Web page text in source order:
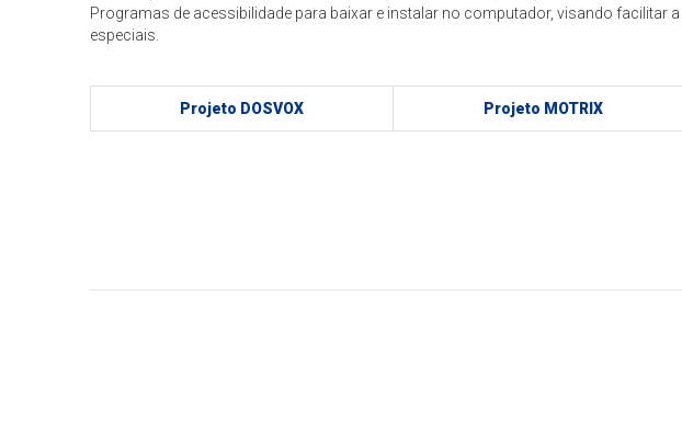
Programas de acessibilidade para baixar e instalar no computador, visando facilitar
especiais.
Projeto DOSVOX Projeto MOTRIX